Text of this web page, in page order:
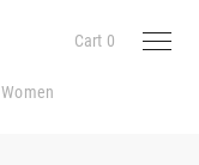
Cart 0
Women